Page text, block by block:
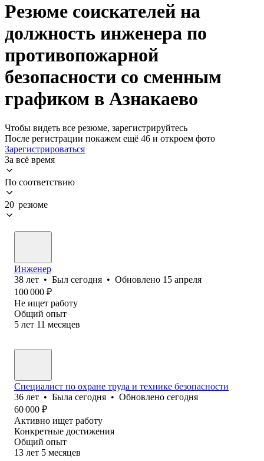
Резюме соискателей на
должность инженера по
противопожарной
безопасности со сменным
графиком в Азнакаево
Чтобы видеть все резюме, зарегистрируйтесь
После регистрации покажем ещё 46 и откроем фото
Зарегистрироваться
За всё время
По соответствию
20 резюме
Инженер
38 лет • Был сегодня • Обновлено 15 апреля
100 000 ₽
Не ищет работу
Общий опыт
5 лет 11 месяцев
Специалист по охране труда и технике безопасности
36 лет • Была сегодня • Обновлено сегодня
60 000 ₽
Активно ищет работу
Конкретные достижения
Общий опыт
13 лет 5 месяцев